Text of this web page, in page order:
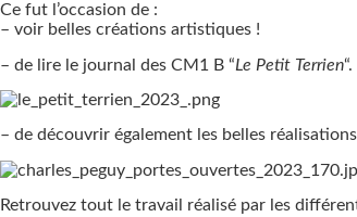
Ce fut l’occasion de :
– voir belles créations artistiques !
– de lire le journal des CM1 B “Le Petit Terrien“.
– de découvrir également les belles
Retrouvez tout le travail réalisé par les